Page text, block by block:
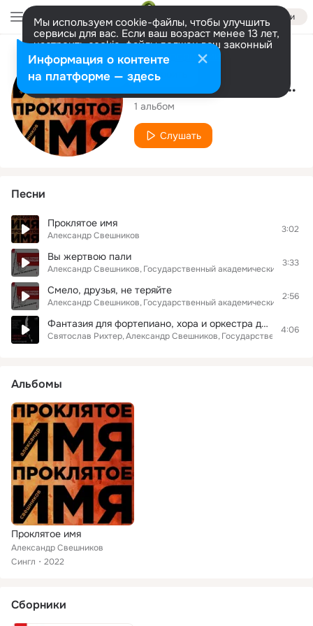
Войти
Мы используем cookie-файлы, чтобы улучшить
сервисы для вас. Если ваш возраст менее 13 лет,
настроить cookie-файлы должен ваш законный
представитель. Больше информации
Разрешить все Настроить
Исполнитель
Александр Свешников
1 альбом
Слушать
Песни
Проклятое имя
Александр Свешников
3:02
Вы жертвою пали
Александр Свешников Государственный академический
3:33
Смело, друзья, не теряйте
Александр Свешников Государственный академический
2:56
Фантазия для фортепиано, хора и оркестра до минор, соч. 80: III. Allegretto ma non troppo, quasi andante con moto
Святослав Рихтер Александр Свешников Государственный
4:06
Альбомы
Проклятое имя
Александр Свешников
Сингл
2022
Сборники
Информация о контенте
на платформе — здесь